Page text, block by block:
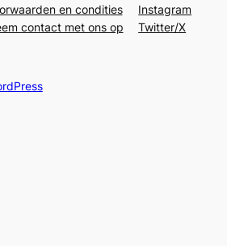
en condities
contact met ons op
Instagram
Twitter/X